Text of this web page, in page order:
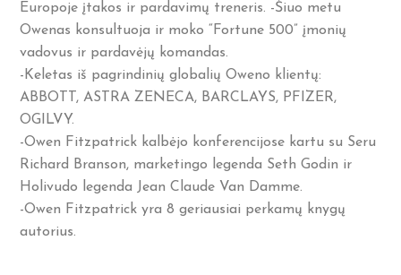
Europoje įtakos ir pardavimų treneris. -Šiuo metu
Owenas konsultuoja ir moko “Fortune 500” įmonių
vadovus ir pardavėjų komandas.
-Keletas iš pagrindinių globalių Oweno klientų:
ABBOTT, ASTRA ZENECA, BARCLAYS, PFIZER,
OGILVY.
-Owen Fitzpatrick kalbėjo konferencijose kartu su Seru
Richard Branson, marketingo legenda Seth Godin ir
Holivudo legenda Jean Claude Van Damme.
-Owen Fitzpatrick yra 8 geriausiai perkamų knygų
autorius.